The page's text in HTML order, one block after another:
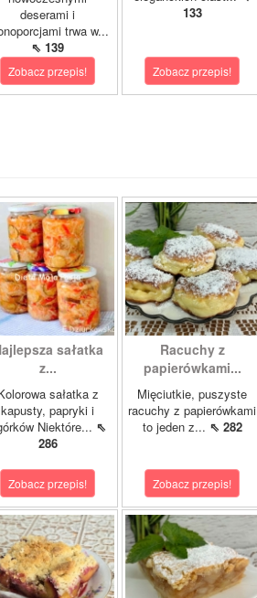
deserami i
trwa w...
⇖ 139
Zobacz przepis!
133
Zobacz przepis!
sałatka
z...
sałatka z
kapusty, papryki i
Niektóre... ⇖
286
Zobacz przepis!
Racuchy z
papierówkami...
Mięciutkie, puszyste
racuchy z papierówkami
to jeden z... ⇖ 282
Zobacz przepis!